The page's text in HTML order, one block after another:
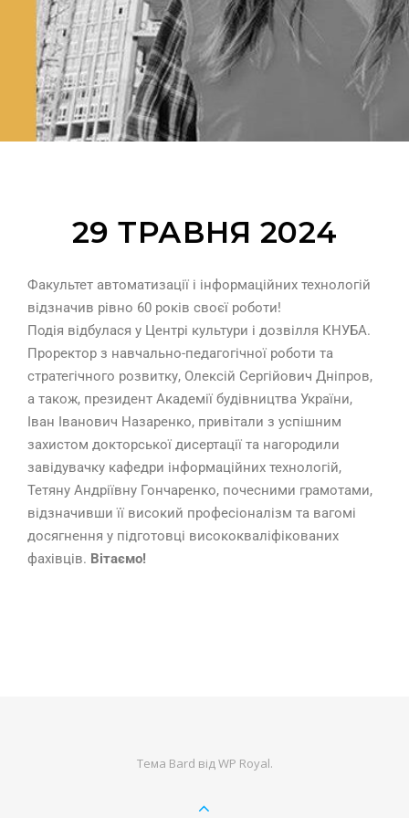
29 ТРАВНЯ 2024
Факультет автоматизації і інформаційних технологій
відзначив рівно 60 років своєї роботи!
Подія відбулася у Центрі культури і дозвілля КНУБА.
Проректор з навчально-педагогічної роботи та
стратегічного розвитку, Олексій Сергійович Дніпров,
а також, президент Академії будівництва України,
Іван Іванович Назаренко, привітали з успішним
захистом докторської дисертації та нагородили
завідувачку кафедри інформаційних технологій,
Тетяну Андріївну Гончаренко, почесними грамотами,
відзначивши її високий професіоналізм та вагомі
досягнення у підготовці висококваліфікованих
фахівців. Вітаємо!
Тема Bard відWP Royal.